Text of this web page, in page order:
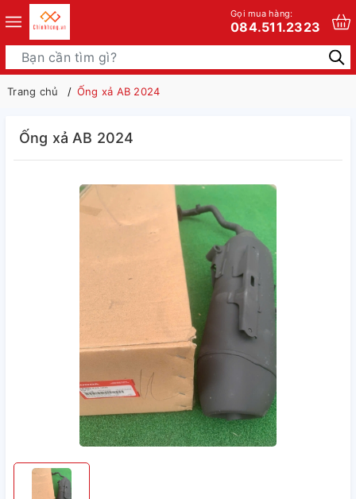
Gọi mua hàng:
084.511.2323
Trang chủ Ống xả AB 2024
Ống xả AB 2024